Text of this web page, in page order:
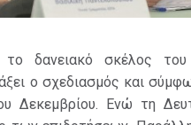
δανειακό σκέλος
ο σχεδιασμός και
Δεκεμβρίου. Ενώ τη